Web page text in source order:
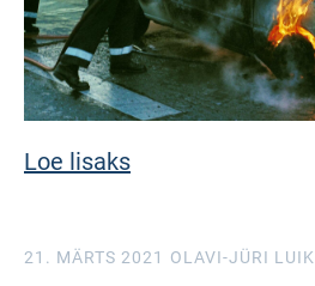
Loe lisaks
21. MÄRTS 2021 OLAVI-JÜRI LUIK